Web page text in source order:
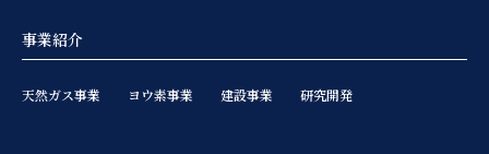
事業紹介
天然ガス事業 ヨウ素事業 建設事業 研究開発